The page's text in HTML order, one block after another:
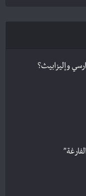
وإليزابيث؟